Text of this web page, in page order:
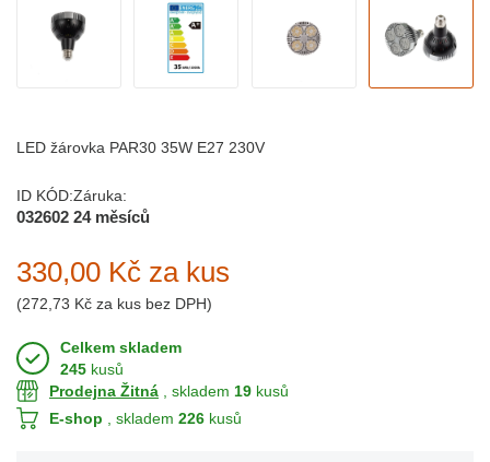
LED žárovka PAR30 35W E27 230V
ID KÓD:
032602
Záruka:
24 měsíců
330,00 Kč za kus
(272,73 Kč za kus bez DPH)
Celkem skladem
245 kusů
Prodejna Žitná , skladem 19 kusů
E-shop , skladem 226 kusů